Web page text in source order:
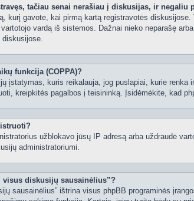
tačiau senai nerašiau į diskusijas, ir negaliu
kurį gavote, kai pirmą kartą registravotės
vardą iš sistemos. Dažnai nieko neparašę
diskusijose.
funkcija (COPPA)?
įstatymas, kuris reikalauja, jog puslapiai, kurie
kreipkitės pagalbos į teisininką. Įsidėmėkite, kad
užblokavo jūsų IP adresą arba uždraudė
administratoriumi.
visus diskusijų sausainėlius”?
sausainėlius” ištrina visus phpBB programinės